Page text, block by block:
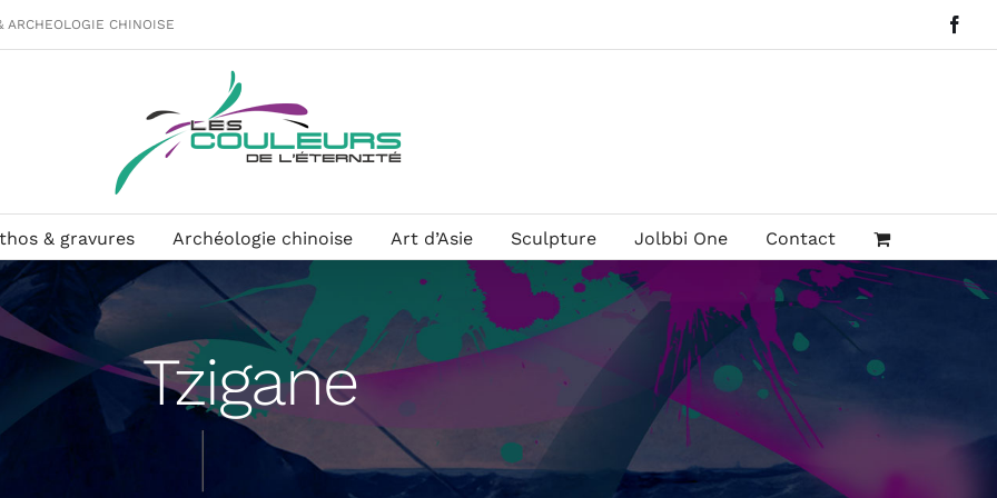
ARCHEOLOGIE CHINOISE
& gravures Archéologie chinoise Art d’Asie Sculpture Jolbbi One Contact
Tzigane